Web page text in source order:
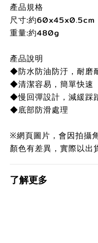
產品規格
尺寸:約60x45x0.5cm
重量:約480g
產品說明
◆防水防油防汙，耐磨
◆清潔容易，簡單快速
◆慢回彈設計，減緩踩
◆底部防滑處理
※網頁圖片，會因拍攝
顏色有差異，實際以出
了解更多